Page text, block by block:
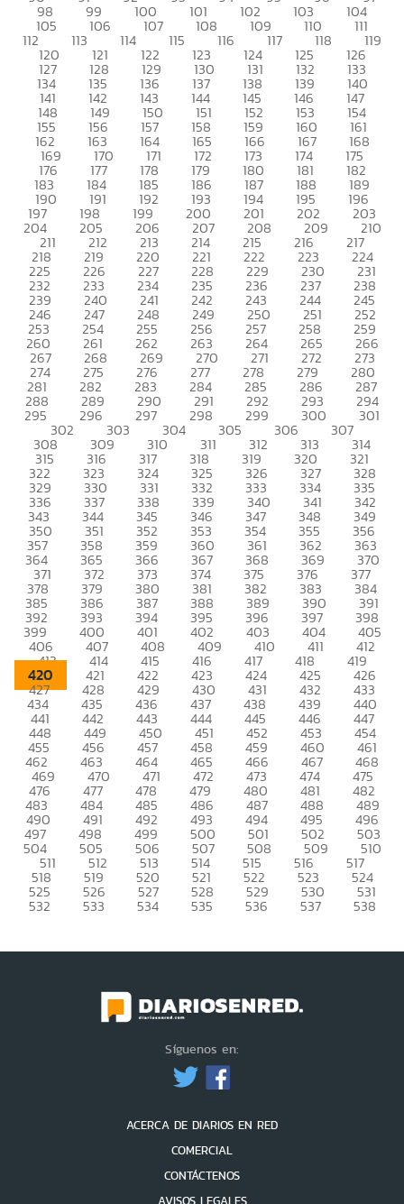
98 99 100 101 102 103 104
105 106 107 108 109 110 111
112 113 114 115 116 117 118 119
120 121 122 123 124 125 126
127 128 129 130 131 132 133
134 135 136 137 138 139 140
141 142 143 144 145 146 147
148 149 150 151 152 153 154
155 156 157 158 159 160 161
162 163 164 165 166 167 168
169 170 171 172 173 174 175
176 177 178 179 180 181 182
183 184 185 186 187 188 189
190 191 192 193 194 195 196
197 198 199 200 201 202 203
204 205 206 207 208 209 210
211 212 213 214 215 216 217
218 219 220 221 222 223 224
225 226 227 228 229 230 231
232 233 234 235 236 237 238
239 240 241 242 243 244 245
246 247 248 249 250 251 252
253 254 255 256 257 258 259
260 261 262 263 264 265 266
267 268 269 270 271 272 273
274 275 276 277 278 279 280
281 282 283 284 285 286 287
288 289 290 291 292 293 294
295 296 297 298 299 300 301
302 303 304 305 306 307
308 309 310 311 312 313 314
315 316 317 318 319 320 321
322 323 324 325 326 327 328
329 330 331 332 333 334 335
336 337 338 339 340 341 342
343 344 345 346 347 348 349
350 351 352 353 354 355 356
357 358 359 360 361 362 363
364 365 366 367 368 369 370
371 372 373 374 375 376 377
378 379 380 381 382 383 384
385 386 387 388 389 390 391
392 393 394 395 396 397 398
399 400 401 402 403 404 405
406 407 408 409 410 411 412
413 414 415 416 417 418 419
420 421 422 423 424 425 426
427 428 429 430 431 432 433
434 435 436 437 438 439 440
441 442 443 444 445 446 447
448 449 450 451 452 453 454
455 456 457 458 459 460 461
462 463 464 465 466 467 468
469 470 471 472 473 474 475
476 477 478 479 480 481 482
483 484 485 486 487 488 489
490 491 492 493 494 495 496
497 498 499 500 501 502 503
504 505 506 507 508 509 510
511 512 513 514 515 516 517
518 519 520 521 522 523 524
525 526 527 528 529 530 531
532 533 534 535 536 537 538
Síguenos en:
ACERCA DE DIARIOS EN RED
COMERCIAL
CONTÁCTENOS